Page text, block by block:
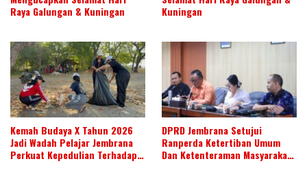
Raya Galungan & Kuningan
Kuningan
Kemah Budaya X Tahun 2026
Jadi Wadah Pelajar Jembrana
Perkuat Kepedulian Terhadap
DPRD Jembrana Setujui
Ranperda Ketertiban Umum
Dan Ketenteraman Masyarakat